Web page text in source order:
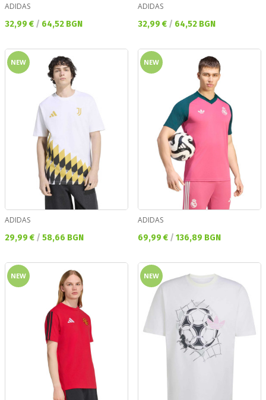
ADIDAS
Текуща цена:
32,99 € / 64,52 BGN
ADIDAS
Текуща цена:
32,99 € / 64,52 BGN
NEW
ADIDAS
Текуща цена:
29,99 € / 58,66 BGN
NEW
ADIDAS
Текуща цена:
69,99 € / 136,89 BGN
NEW NEW